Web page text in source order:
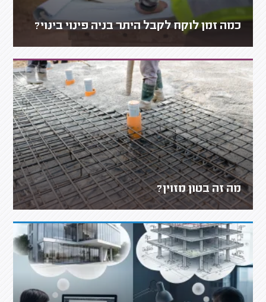
כמה זמן לוקח לקבל היתר בניה פינוי בינוי?
מה זה בטון מזוין?